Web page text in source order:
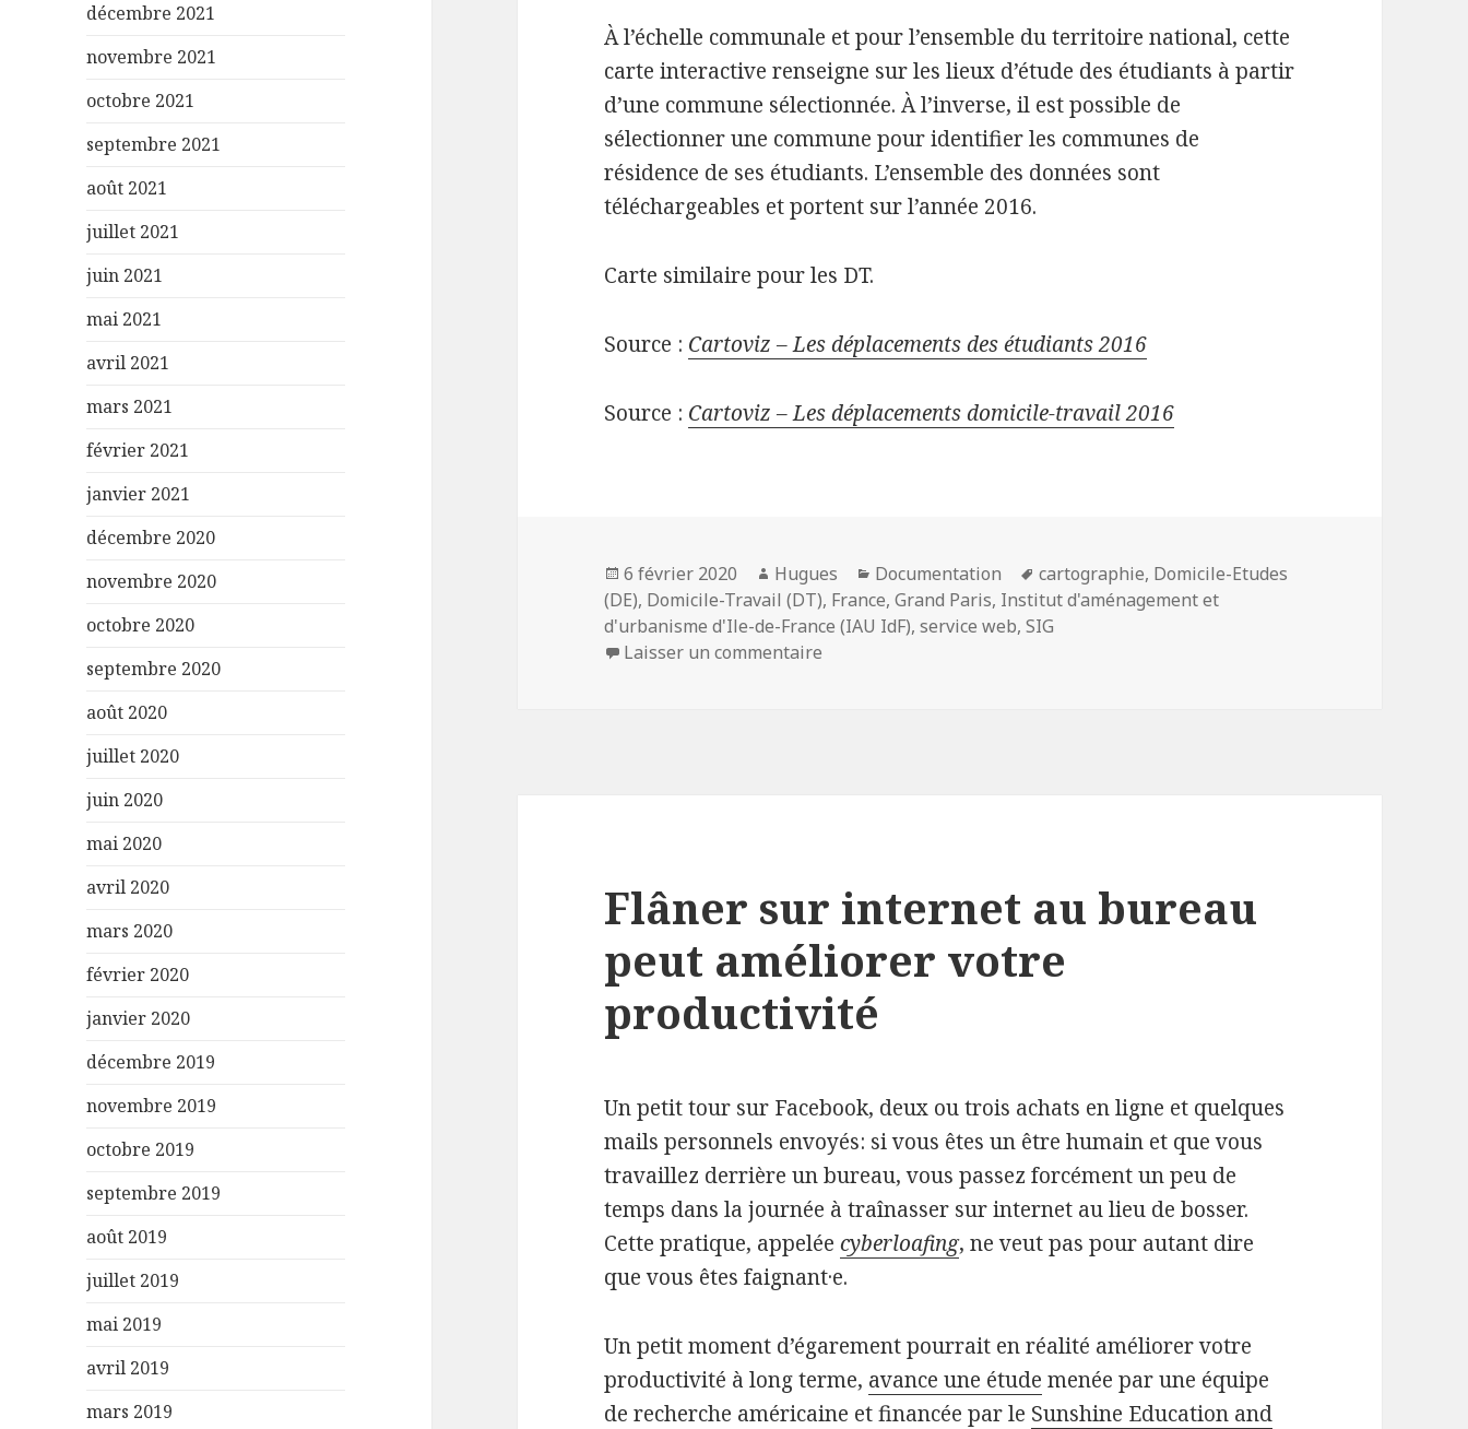
décembre 2021
novembre 2021
octobre 2021
septembre 2021
août 2021
juillet 2021
juin 2021
mai 2021
avril 2021
mars 2021
février 2021
janvier 2021
décembre 2020
novembre 2020
octobre 2020
septembre 2020
août 2020
juillet 2020
juin 2020
mai 2020
avril 2020
mars 2020
février 2020
janvier 2020
décembre 2019
novembre 2019
octobre 2019
septembre 2019
août 2019
juillet 2019
mai 2019
avril 2019
mars 2019
À l’échelle communale et pour l’ensemble du territoire national, cette
carte interactive renseigne sur les lieux d’étude des étudiants à partir
d’une commune sélectionnée. À l’inverse, il est possible de
sélectionner une commune pour identifier les communes de
résidence de ses étudiants. L’ensemble des données sont
téléchargeables et portent sur l’année 2016.
Carte similaire pour les DT.
Source : Cartoviz – Les déplacements des étudiants 2016
Source : Cartoviz – Les déplacements domicile-travail 2016
Publié
le
6 février 2020 Auteur
Hugues Catégories
Documentation
Mots-
clés
cartographie, Domicile-Etudes
(DE), Domicile-Travail (DT), France,Grand Paris, Institut d'aménagement et
d'urbanisme d'Ile-de-France (IAU IdF),service web,SIG
Laisser un commentaire
Flâner sur internet au bureau
peut améliorer votre
productivité
Un petit tour sur Facebook, deux ou trois achats en ligne et quelques
mails personnels envoyés: si vous êtes un être humain et que vous
travaillez derrière un bureau, vous passez forcément un peu de
temps dans la journée à traînasser sur internet au lieu de bosser.
Cette pratique, appelée cyberloafing, ne veut pas pour autant dire
que vous êtes faignant·e.
Un petit moment d’égarement pourrait en réalité améliorer votre
productivité à long terme, avance une étude menée par une équipe
de recherche américaine et financée par le Sunshine Education and